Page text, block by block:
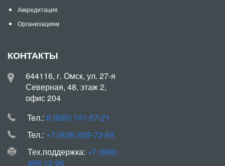
Аккредитация
Организациям
КОНТАКТЫ
644116, г. Омск, ул. 27-я
Северная, 48, этаж 2,
офис 204
Teл.: 8 (800) 101-57-21
Teл.: +7 (939) 829-73-69
Тех.поддержка: +7 (999)
456-12-26